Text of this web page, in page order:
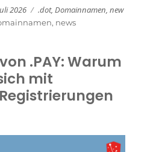
2026 Kategorien
.dot,Domainnamen,new
, news
.PAY: Warum
mit